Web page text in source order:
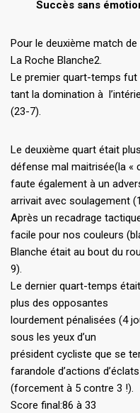
Succès sans
Pour le deuxième match
La Roche Blanche2.
Le premier quart-temps
tant la domination à
(23-7).
Le deuxième quart était
défense mal maitrisée(la «
faute également à un
arrivait avec soulagement
Après un recadrage
facile pour nos couleurs
Blanche était au bout du
9).
Le dernier quart-temps
plus des opposantes
lourdement pénalisées (4
sous les yeux d’un
président cycliste que se
farandole d’actions d’éclats
(forcement à 5 contre 3 !).
Score final:86 à 33